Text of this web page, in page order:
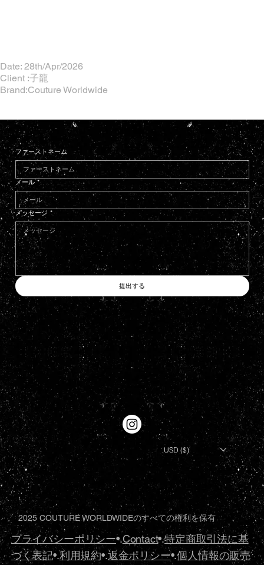
Date: 28th/Apr/2026
Client :子龍
Brand:Couture Worldwide
ファーストネーム
メール *
メッセージ *
提出する
プライバシーポリシー•.Contact•.特定商取引法に基
づく表記•.利用規約•.返金ポリシー•.個人情報の販売
2025 COUTURE WORLDWIDEのすべての権利を保有
USD ($)